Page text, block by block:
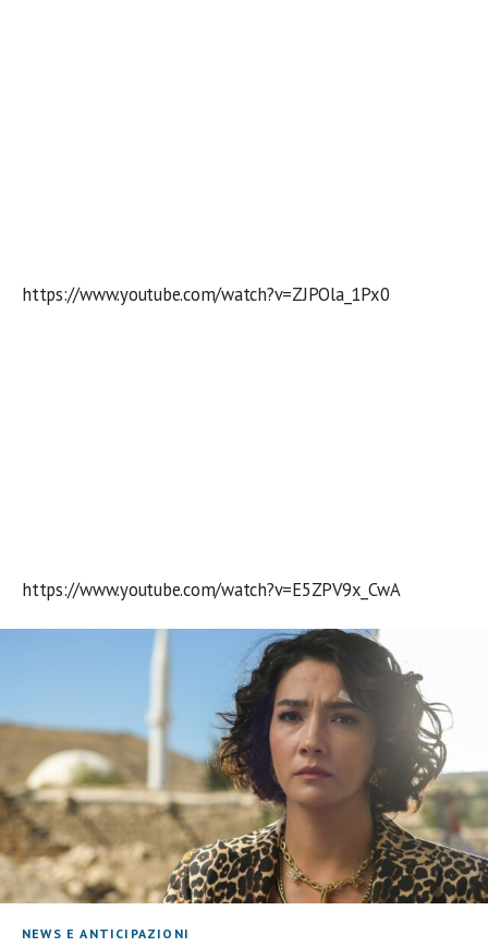
https://www.youtube.com/watch?v=ZJPOla_1Px0
https://www.youtube.com/watch?v=E5ZPV9x_CwA
NEWS E ANTICIPAZIONI